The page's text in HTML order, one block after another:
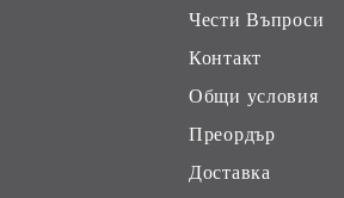
Чести Въпроси
Контакт
Общи условия
Преордър
Доставка